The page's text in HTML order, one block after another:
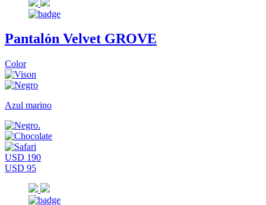
Pantalón Velvet GROVE
Color
Azul marino
USD 190
USD 95